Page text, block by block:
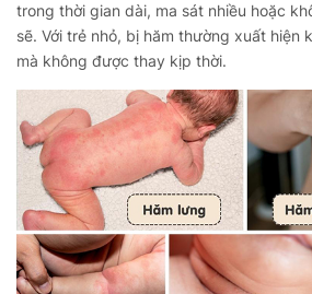
trong thời gian dài, ma sát nhiều hoặc
sẽ. Với trẻ nhỏ, bị hăm thường xuất hiện
mà không được thay kịp thời.